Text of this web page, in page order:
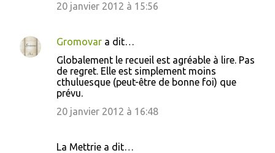
20 janvier 2012 à 15:56
Gromovar a dit…
Globalement le recueil est agréable à lire. Pas
de regret. Elle est simplement moins
cthuluesque (peut-être de bonne foi) que
prévu.
20 janvier 2012 à 16:48
La Mettrie a dit…